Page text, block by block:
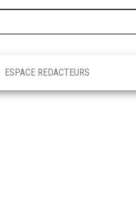
ESPACE REDACTEURS